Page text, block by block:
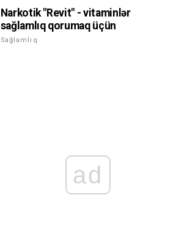
Narkotik "Revit" - vitaminlər
sağlamlıq qorumaq üçün
Sağlamlıq
ad